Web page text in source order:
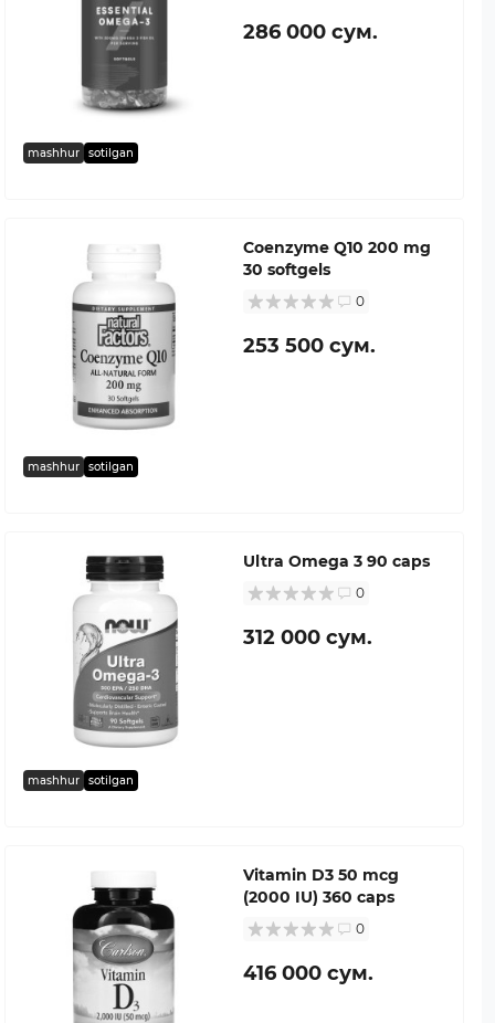
mashhur sotilgan
286 000 сум.
mashhur sotilgan
Coenzyme Q10 200 mg
30 softgels
0
253 500 сум.
mashhur sotilgan
Ultra Omega 3 90 caps
0
312 000 сум.
Vitamin D3 50 mcg
(2000 IU) 360 caps
0
416 000 сум.